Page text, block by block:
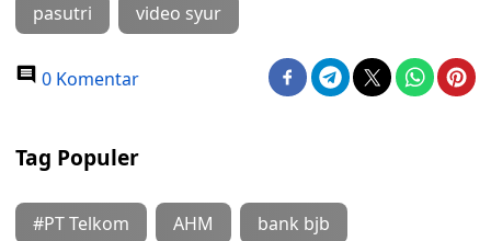
pasutri video syur
0 Komentar
Tag Populer
#PT Telkom AHM bank bjb